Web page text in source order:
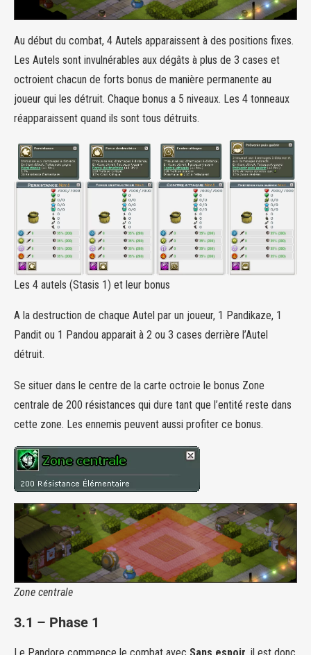
Au début du combat, 4 Autels apparaissent à des positions fixes.
Les Autels sont invulnérables aux dégâts à plus de 3 cases et
octroient chacun de forts bonus de manière permanente au
joueur qui les détruit. Chaque bonus a 5 niveaux. Les 4 tonneaux
réapparaissent quand ils sont tous détruits.
Les 4 autels (Stasis 1) et leur bonus
A la destruction de chaque Autel par un joueur, 1 Pandikaze, 1
Pandit ou 1 Pandou apparait à 2 ou 3 cases derrière l’Autel
détruit.
Se situer dans le centre de la carte octroie le bonus Zone
centrale de 200 résistances qui dure tant que l’entité reste dans
cette zone. Les ennemis peuvent aussi profiter ce bonus.
Zone centrale
3.1 – Phase 1